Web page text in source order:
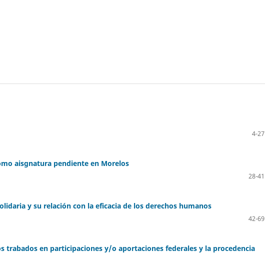
4-27
aisgnatura pendiente en Morelos
28-41
y su relación con la eficacia de los derechos humanos
42-69
trabados en participaciones y/o aportaciones federales y la procedencia